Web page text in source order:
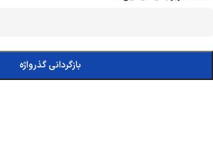
بازگردانی گذرواژه